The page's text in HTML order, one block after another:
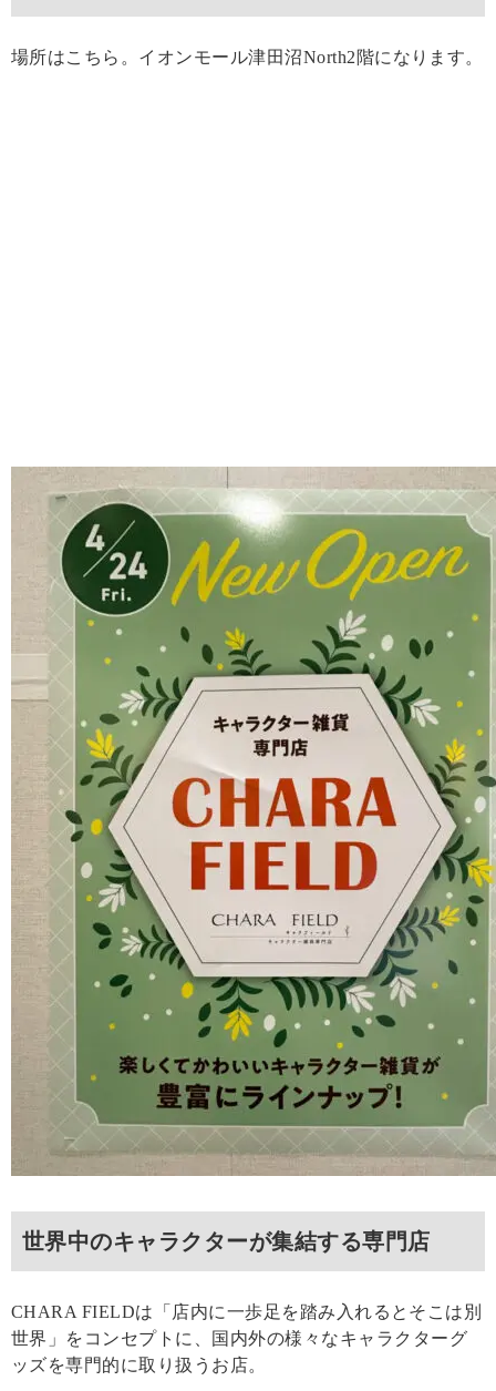
場所はこちら。イオンモール津田沼North2階になります。
世界中のキャラクターが集結する専門店
CHARA FIELDは「店内に一歩足を踏み入れるとそこは別
世界」をコンセプトに、国内外の様々なキャラクターグ
ッズを専門的に取り扱うお店。